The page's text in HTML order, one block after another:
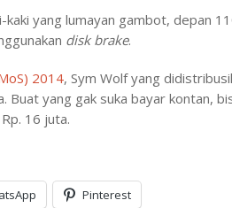
kaki yang lumayan gambot, depan
disk brake.
2014, Sym Wolf yang
Buat yang gak suka bayar kontan,
16 juta.
Pinterest